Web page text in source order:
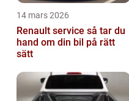
14 mars 2026
Renault service så tar du
hand om din bil på rätt
sätt